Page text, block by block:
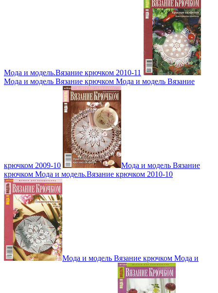
Мода и модель.Вязание крючком 2010-11
Мода и модель Вязание крючком Мода и модель Вязание
крючком 2009-10
Мода и модель Вязание
крючком Мода и модель.Вязание крючком 2010-10
Мода и модель Вязание крючком Мода и